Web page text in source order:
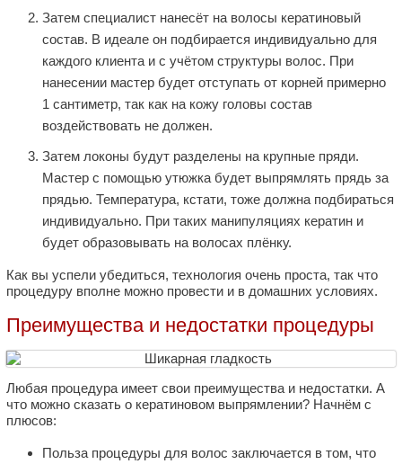
Затем специалист нанесёт на волосы кератиновый
состав. В идеале он подбирается индивидуально для
каждого клиента и с учётом структуры волос. При
нанесении мастер будет отступать от корней примерно
1 сантиметр, так как на кожу головы состав
воздействовать не должен.
Затем локоны будут разделены на крупные пряди.
Мастер с помощью утюжка будет выпрямлять прядь за
прядью. Температура, кстати, тоже должна подбираться
индивидуально. При таких манипуляциях кератин и
будет образовывать на волосах плёнку.
Как вы успели убедиться, технология очень проста, так что
процедуру вполне можно провести и в домашних условиях.
Преимущества и недостатки процедуры
Любая процедура имеет свои преимущества и недостатки. А
что можно сказать о кератиновом выпрямлении? Начнём с
плюсов:
Польза процедуры для волос заключается в том, что